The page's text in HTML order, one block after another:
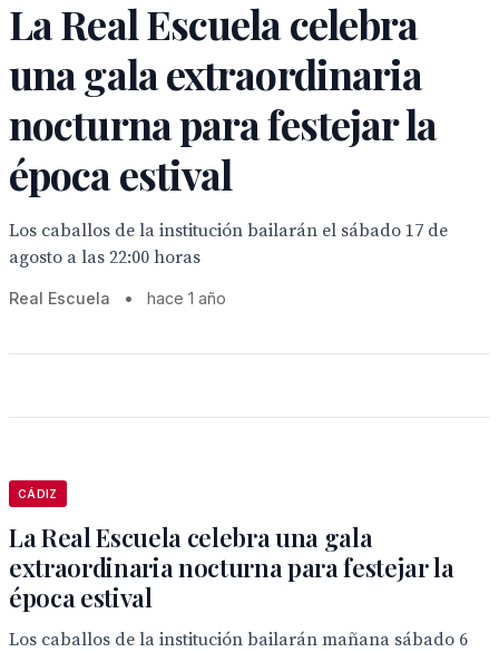
La Real Escuela celebra
una gala extraordinaria
nocturna para festejar la
época estival
Los caballos de la institución bailarán el sábado 17 de
agosto a las 22:00 horas
Real Escuela • hace 1 año
CÁDIZ
La Real Escuela celebra una gala
extraordinaria nocturna para festejar la
época estival
Los caballos de la institución bailarán mañana sábado 6